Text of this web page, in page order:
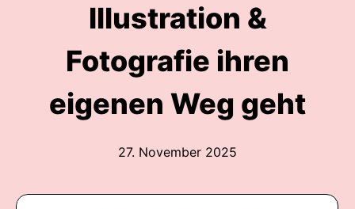
Illustration &
Fotografie ihren
eigenen Weg geht
27. November 2025